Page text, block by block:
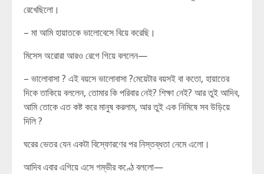
রেখেছিলো।
– মা আমি হায়াতকে ভালোবেসে বিয়ে করেছি।
মিসেস অরোরা আরও রেগে গিয়ে বললেন—
– ভালোবাসা ? এই বয়সে ভালোবাসা ?মেয়েটার বয়সই বা কতো, হায়াতের
দিকে তাকিয়ে বললেন, তোমার কি পরিবার নেই? শিক্ষা নেই? আর তুই আদিব,
আমি তোকে এত কষ্ট করে মানুষ করলাম, আর তুই এক নিমিষে সব উড়িয়ে
দিলি ?
ঘরের ভেতর যেন একটা বিস্ফোরণের পর নিস্তব্ধতা নেমে এলো।
আদিব এবার এগিয়ে এসে গম্ভীর কণ্ঠে বললো—